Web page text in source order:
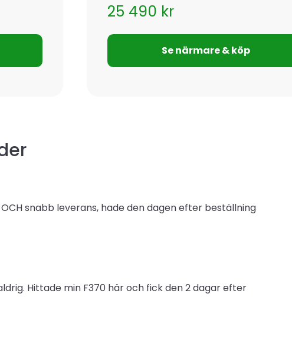
25 490 kr
Se närmare & köp
snabb leverans, hade den dagen efter beställning
Hittade min F370 här och fick den 2 dagar efter